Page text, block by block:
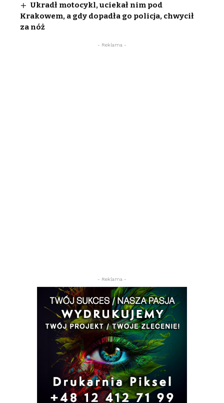
Ukradł motocykl, uciekał nim pod
Krakowem, a gdy dopadła go policja, chwycił
za nóż
- Reklama -
- Reklama -